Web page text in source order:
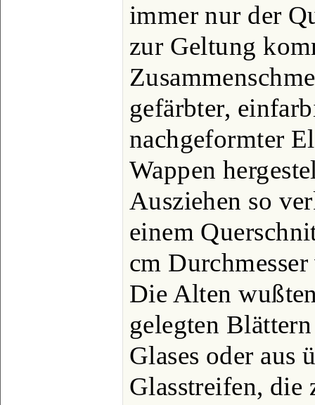
immer nur der
zur Geltung
gefärbter,
nachgeformter
Wappen
Ausziehen so
einem
cm
Die Alten
gelegten
Glases oder aus
Glasstreifen, die